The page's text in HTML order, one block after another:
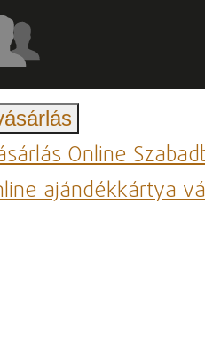
Online
ajándékkártya